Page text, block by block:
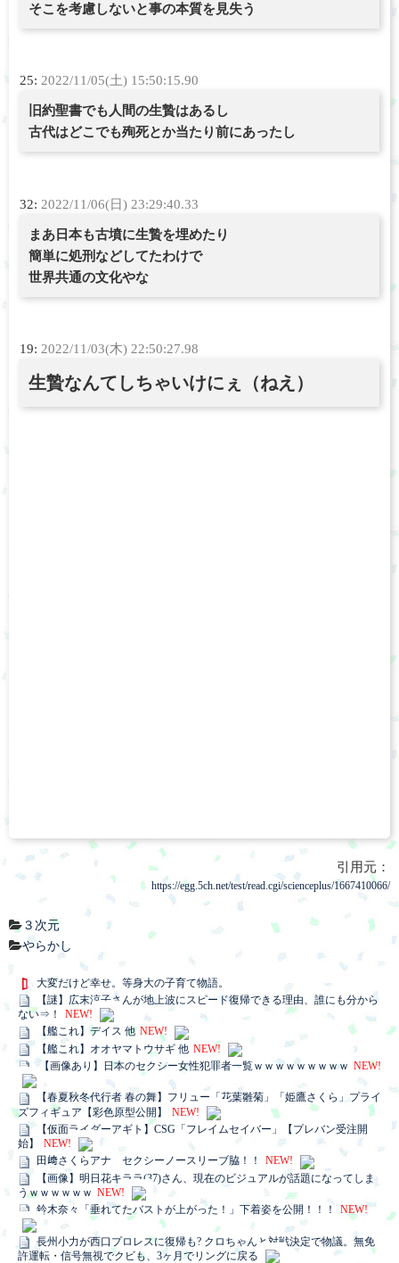
そこを考慮しないと事の本質を見失う
25: 2022/11/05(土) 15:50:15.90
旧約聖書でも人間の生贄はあるし
古代はどこでも殉死とか当たり前にあったし
32: 2022/11/06(日) 23:29:40.33
まあ日本も古墳に生贄を埋めたり
簡単に処刑などしてたわけで
世界共通の文化やな
19: 2022/11/03(木) 22:50:27.98
生贄なんてしちゃいけにぇ（ねえ）
引用元：
https://egg.5ch.net/test/read.cgi/scienceplus/1667410066/
３次元
やらかし
大変だけど幸せ。等身大の子育て物語。
【謎】広末涼子さんが地上波にスピード復帰できる理由、誰にも分から
ない⇒！
NEW!
【艦これ】デイス 他 NEW!
【艦これ】オオヤマトウサギ 他 NEW!
【画像あり】日本のセクシー女性犯罪者一覧ｗｗｗｗｗｗｗｗｗ NEW!
【春夏秋冬代行者 春の舞】フリュー「花葉雛菊」「姫鷹さくら」プライ
ズフィギュア【彩色原型公開】
NEW!
【仮面ライダーアギト】CSG「フレイムセイバー」【プレバン受注開
始】
NEW!
田﨑さくらアナ セクシーノースリーブ脇！！
NEW!
【画像】明日花キララ(37)さん、現在のビジュアルが話題になってしま
うｗｗｗｗｗｗ NEW!
鈴木奈々「垂れてたバストが上がった！」下着姿を公開！！！
NEW!
長州小力が西口プロレスに復帰も? クロちゃんと対戦決定で物議。無免
許運転・信号無視でクビも、3ヶ月でリングに戻る